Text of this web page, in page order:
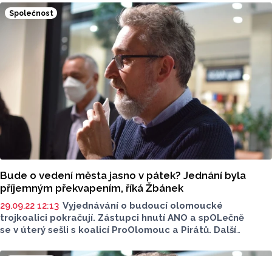
Kantor z KDU-ČSL a Milan Brázdil z ANO. Opírají se i
o podporu dalších stran. Kantor na svou stranu získal
nakonec kromě STAN také podporu od Pirátů a ODS,
Brázdila podpořila předsedkyně Trikolory Zuzana
Majerová. O mandát senátora na Olomoucku usilovalo
osm kandidátů, o jednoho méně než v roce 2016.
Společnost
Bude o vedení města jasno v pátek? Jednání byla
příjemným překvapením, říká Žbánek
29.09.22 12:13 Vyjednávání o budoucí olomoucké
trojkoalici pokračují. Zástupci hnutí ANO a spOLečně
se v úterý sešli s koalicí ProOlomouc a Pirátů. Další